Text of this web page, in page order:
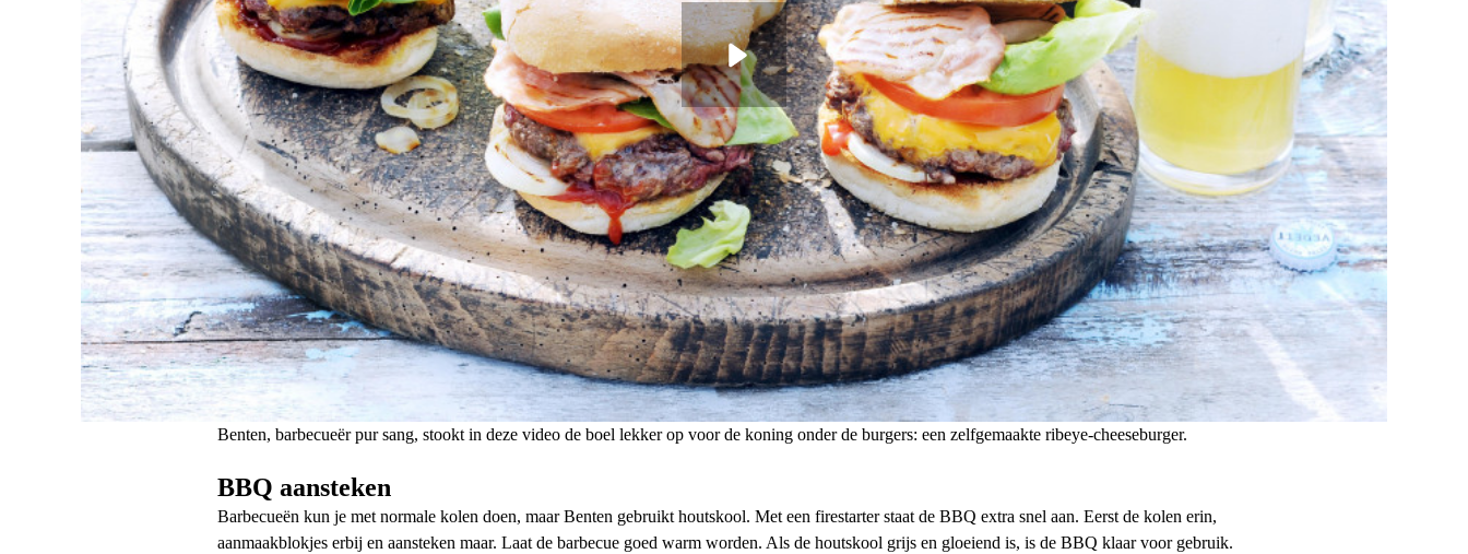
Benten, barbecueër pur sang, stookt in deze video de boel lekker op voor de koning onder de burgers: een zelfgemaakte ribeye-cheeseburger.
BBQ aansteken
Barbecueën kun je met normale kolen doen, maar Benten gebruikt houtskool. Met een firestarter staat de BBQ extra snel aan. Eerst de kolen erin,
aanmaakblokjes erbij en aansteken maar. Laat de barbecue goed warm worden. Als de houtskool grijs en gloeiend is, is de BBQ klaar voor gebruik.